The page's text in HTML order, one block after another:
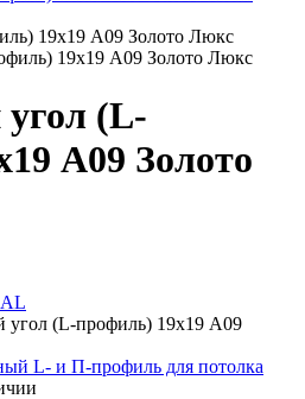
19х19 A09 Золото Люкс
(L-
A09 Золото
угол (L-профиль) 19х19 A09
L- и П-профиль для потолка